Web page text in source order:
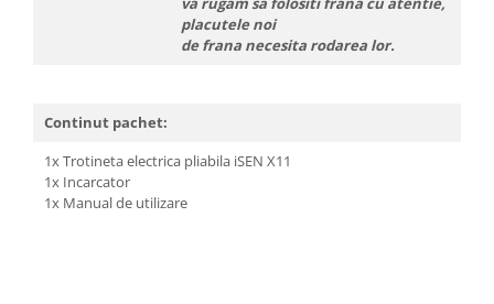
placutele noi
de frana necesita rodarea lor.
Continut pachet:
1x Trotineta electrica pliabila iSEN X11
1x Incarcator
1x Manual de utilizare